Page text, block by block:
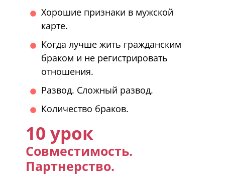
Хорошие признаки в мужской
карте.
Когда лучше жить гражданским
браком и не регистрировать
отношения.
Развод. Сложный развод.
Количество браков.
10 урок
Совместимость.
Партнерство.